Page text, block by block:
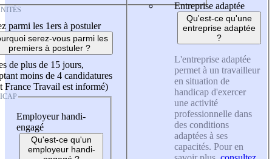
parmi les 1ers à postuler
serez-vous parmi les
premiers à postuler ?
de plus de 15 jours,
moins de 4 candidatures
France Travail est informé)
Employeur handi-
engagé
Qu'est-ce qu'un
employeur handi-
Entreprise adaptée
Qu'est-ce qu'une
entreprise adaptée
?
L'entreprise adaptée
permet à un travailleur
en situation de
handicap d'exercer
une activité
professionnelle dans
des conditions
adaptées à ses
capacités. Pour en